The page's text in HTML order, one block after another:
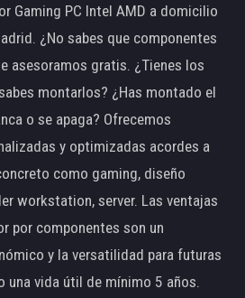
Gaming PC Intel AMD a domicilio
¿No sabes que componentes
asesoramos gratis. ¿Tienes los
montarlos? ¿Has montado el
o se apaga? Ofrecemos
y optimizadas acordes a
como gaming, diseño
workstation, server. Las ventajas
por componentes son un
y la versatilidad para futuras
una vida útil de mínimo 5 años.